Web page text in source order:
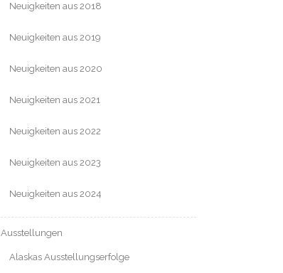
Neuigkeiten aus 2018
Neuigkeiten aus 2019
Neuigkeiten aus 2020
Neuigkeiten aus 2021
Neuigkeiten aus 2022
Neuigkeiten aus 2023
Neuigkeiten aus 2024
Ausstellungen
Alaskas Ausstellungserfolge